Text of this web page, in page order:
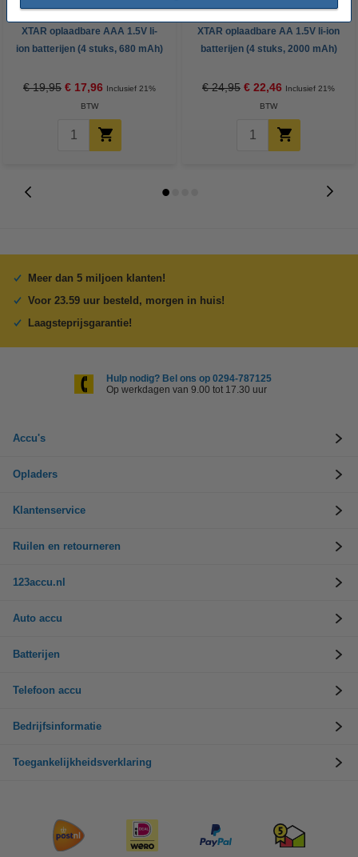
XTAR oplaadbare AAA 1.5V li-
ion batterijen (4 stuks, 680 mAh)
€ 19,95 € 17,96 Inclusief 21%
BTW
XTAR oplaadbare AA 1.5V li-ion
batterijen (4 stuks, 2000 mAh)
€ 24,95 € 22,46 Inclusief 21%
BTW
Meer dan 5 miljoen klanten!
Voor 23.59 uur besteld, morgen in huis!
Laagsteprijsgarantie!
Hulp nodig? Bel ons op 0294-787125
Op werkdagen van 9.00 tot 17.30 uur
Accu's
Opladers
Klantenservice
Ruilen en retourneren
123accu.nl
Auto accu
Batterijen
Telefoon accu
Bedrijfsinformatie
Toegankelijkheidsverklaring